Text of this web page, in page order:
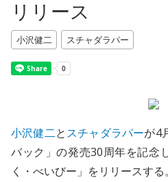
リリース
小沢健二 スチャダラパー
小沢健二とスチャダラパーが4
バック」の発売30周年を記念
く・べいびー」をリリースする。